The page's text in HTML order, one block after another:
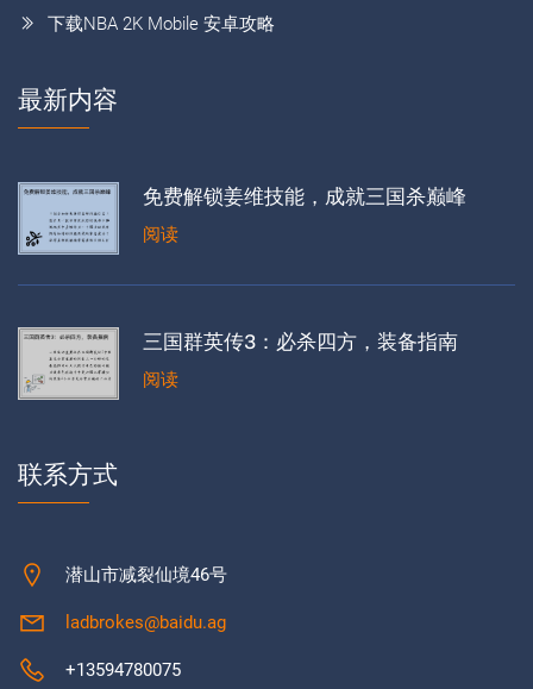
下载NBA 2K Mobile 安卓攻略
最新内容
免费解锁姜维技能，成就三国杀巅峰
阅读
三国群英传3：必杀四方，装备指南
阅读
联系方式
潜山市减裂仙境46号
ladbrokes@baidu.ag
+13594780075